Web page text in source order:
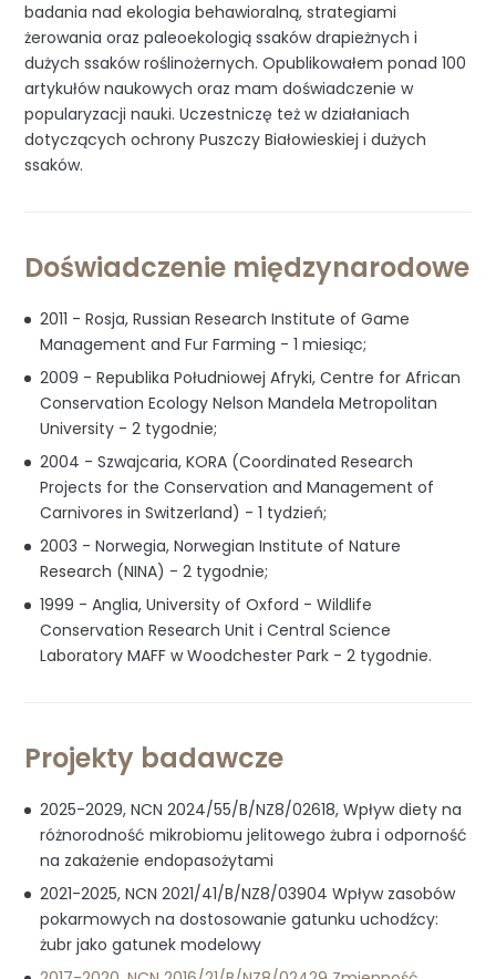
badania nad ekologia behawioralną, strategiami
żerowania oraz paleoekologią ssaków drapieżnych i
dużych ssaków roślinożernych. Opublikowałem ponad 100
artykułów naukowych oraz mam doświadczenie w
popularyzacji nauki. Uczestniczę też w działaniach
dotyczących ochrony Puszczy Białowieskiej i dużych
ssaków.
Doświadczenie międzynarodowe
2011 - Rosja, Russian Research Institute of Game
Management and Fur Farming - 1 miesiąc;
2009 - Republika Południowej Afryki, Centre for African
Conservation Ecology Nelson Mandela Metropolitan
University - 2 tygodnie;
2004 - Szwajcaria, KORA (Coordinated Research
Projects for the Conservation and Management of
Carnivores in Switzerland) - 1 tydzień;
2003 - Norwegia, Norwegian Institute of Nature
Research (NINA) - 2 tygodnie;
1999 - Anglia, University of Oxford - Wildlife
Conservation Research Unit i Central Science
Laboratory MAFF w Woodchester Park - 2 tygodnie.
Projekty badawcze
2025-2029, NCN 2024/55/B/NZ8/02618, Wpływ diety na
różnorodność mikrobiomu jelitowego żubra i odporność
na zakażenie endopasożytami
2021-2025, NCN 2021/41/B/NZ8/03904 Wpływ zasobów
pokarmowych na dostosowanie gatunku uchodźcy:
żubr jako gatunek modelowy